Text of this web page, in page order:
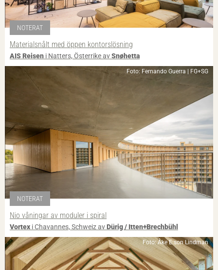
NOTERAT
Materialsnålt med öppen kontorslösning
AIS Reisen i Natters, Österrike avSnøhetta
Foto: Fernando Guerra | FG+SG
NOTERAT
Nio våningar av moduler i spiral
Vortex i Chavannes, Schweiz avDürig / Itten+Brechbühl
Foto: Åke E:son Lindman